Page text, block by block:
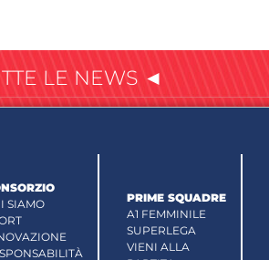
LE NEWS ◄
SIAMO
PRIME SQUADRE
A1 FEMMINILE
SUPERLEGA
VIENI ALLA